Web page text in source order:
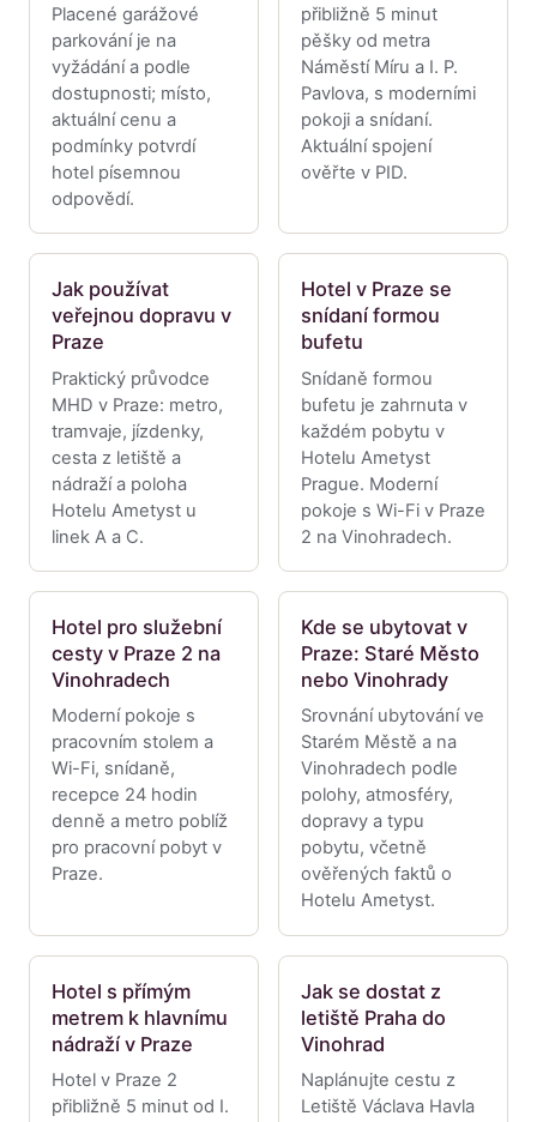
Placené garážové
parkování je na
vyžádání a podle
dostupnosti; místo,
aktuální cenu a
podmínky potvrdí
hotel písemnou
odpovědí.
přibližně 5 minut
pěšky od metra
Náměstí Míru a I. P.
Pavlova, s moderními
pokoji a snídaní.
Aktuální spojení
ověřte v PID.
Jak používat
veřejnou dopravu v
Praze
Praktický průvodce
MHD v Praze: metro,
tramvaje, jízdenky,
cesta z letiště a
nádraží a poloha
Hotelu Ametyst u
linek A a C.
Hotel v Praze se
snídaní formou
bufetu
Snídaně formou
bufetu je zahrnuta v
každém pobytu v
Hotelu Ametyst
Prague. Moderní
pokoje s Wi-Fi v Praze
2 na Vinohradech.
Hotel pro služební
cesty v Praze 2 na
Vinohradech
Moderní pokoje s
pracovním stolem a
Wi-Fi, snídaně,
recepce 24 hodin
denně a metro poblíž
pro pracovní pobyt v
Praze.
Kde se ubytovat v
Praze: Staré Město
nebo Vinohrady
Srovnání ubytování ve
Starém Městě a na
Vinohradech podle
polohy, atmosféry,
dopravy a typu
pobytu, včetně
ověřených faktů o
Hotelu Ametyst.
Hotel s přímým
metrem k hlavnímu
nádraží v Praze
Hotel v Praze 2
přibližně 5 minut od I.
Jak se dostat z
letiště Praha do
Vinohrad
Naplánujte cestu z
Letiště Václava Havla